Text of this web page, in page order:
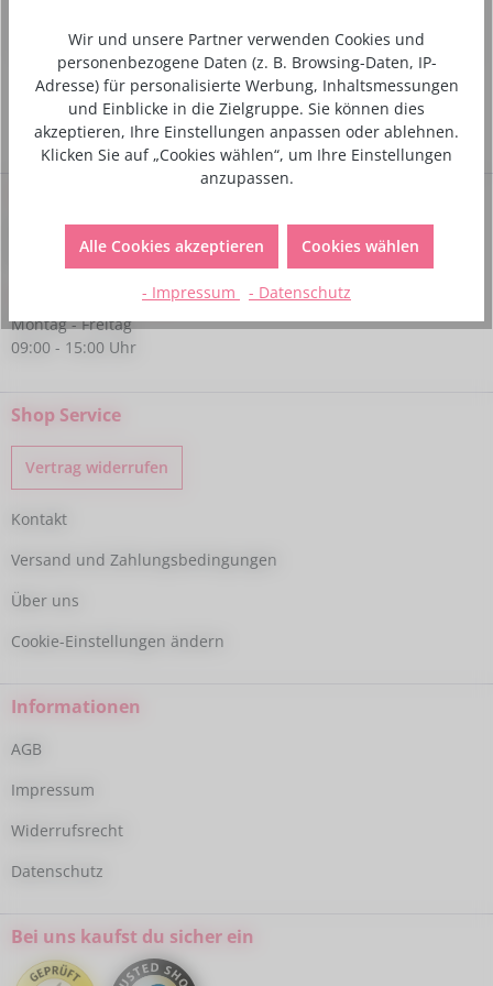
Bei Fragen kannst du uns gerne telefonisch unter folgender
Nummer kontaktieren:
+49 6233 770224
Montag - Freitag
09:00 - 15:00 Uhr
Shop Service
Vertrag widerrufen
Kontakt
Versand und Zahlungsbedingungen
Über uns
Cookie-Einstellungen ändern
Informationen
AGB
Impressum
Widerrufsrecht
Datenschutz
Bei uns kaufst du sicher ein
Wir und unsere Partner verwenden Cookies und
personenbezogene Daten (z. B. Browsing-Daten, IP-
Adresse) für personalisierte Werbung, Inhaltsmessungen
und Einblicke in die Zielgruppe. Sie können dies
akzeptieren, Ihre Einstellungen anpassen oder ablehnen.
Klicken Sie auf „Cookies wählen“, um Ihre Einstellungen
anzupassen.
Alle Cookies akzeptieren Cookies wählen
- Impressum - Datenschutz